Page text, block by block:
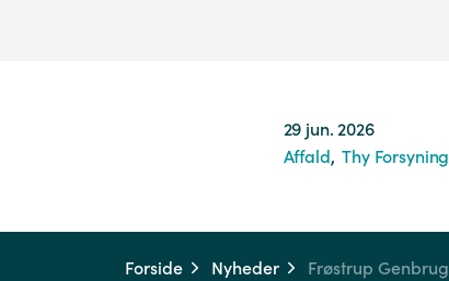
29 jun. 2026
Affald Thy Forsyning
Forside Nyheder